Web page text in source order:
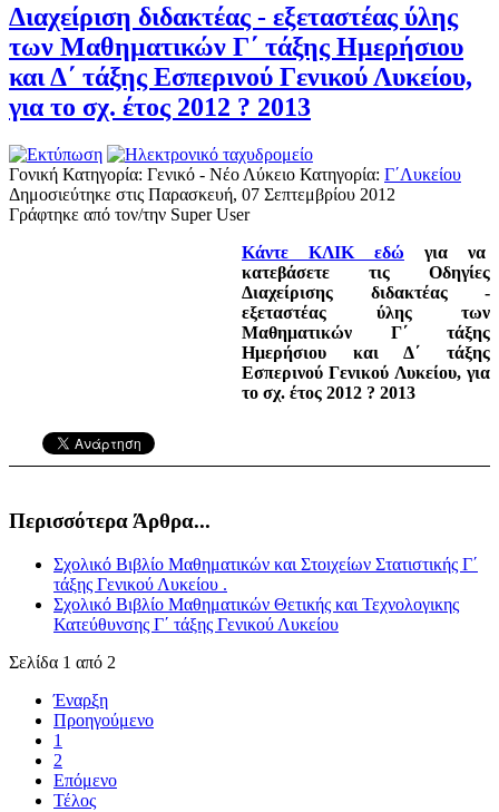
Διαχείριση διδακτέας - εξεταστέας ύλης
των Μαθηματικών Γ΄ τάξης Ημερήσιου
και Δ΄ τάξης Εσπερινού Γενικού Λυκείου,
για το σχ. έτος 2012 ? 2013
Γονική Κατηγορία: Γενικό - Νέο Λύκειο Κατηγορία: Γ΄Λυκείου
Δημοσιεύτηκε στις Παρασκευή, 07 Σεπτεμβρίου 2012
Γράφτηκε από τον/την Super User
Κάντε ΚΛΙΚ εδώ
για να
κατεβάσετε τις Οδηγίες
Διαχείρισης διδακτέας -
εξεταστέας ύλης των
Μαθηματικών Γ΄ τάξης
Ημερήσιου και Δ΄ τάξης
Εσπερινού Γενικού Λυκείου, για
το σχ. έτος 2012 ? 2013
Περισσότερα Άρθρα...
Σχολικό Βιβλίο Μαθηματικών και Στοιχείων Στατιστικής Γ΄
τάξης Γενικού Λυκείου .
Σχολικό Βιβλίο Μαθηματικών Θετικής και Τεχνολογικης
Κατεύθυνσης Γ΄ τάξης Γενικού Λυκείου
Σελίδα 1 από 2
Έναρξη
Προηγούμενο
1
2
Επόμενο
Τέλος